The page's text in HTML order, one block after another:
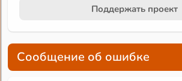
Поддержать проект
Сообщение об ошибке